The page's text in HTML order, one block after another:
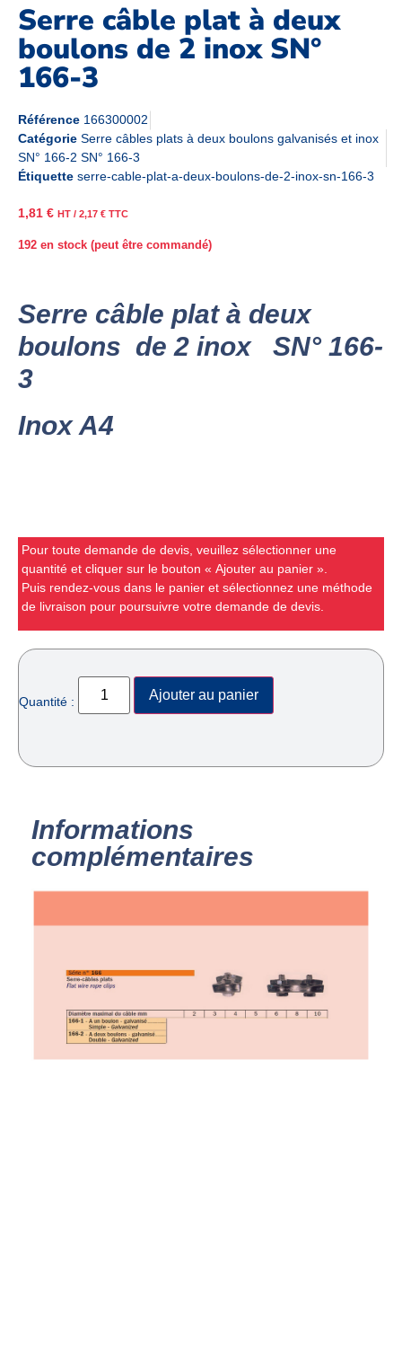
Serre câble plat à deux
boulons de 2 inox SN°
166-3
Référence 166300002
Catégorie Serre câbles plats à deux boulons galvanisés et inox
SN° 166-2 SN° 166-3
Étiquette serre-cable-plat-a-deux-boulons-de-2-inox-sn-166-3
1,81 € HT / 2,17 € TTC
192 en stock (peut être commandé)
Serre câble plat à deux
boulons de 2 inox SN° 166-
3
Inox A4
Pour toute demande de devis, veuillez sélectionner une
quantité et cliquer sur le bouton « Ajouter au panier ».
Puis rendez-vous dans le panier et sélectionnez une méthode
de livraison pour poursuivre votre demande de devis.
Quantité : Ajouter au panier
Informations
complémentaires